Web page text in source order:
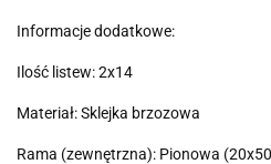
Informacje dodatkowe:
Ilość listew: 2x14
Materiał: Sklejka brzozowa
Rama (zewnętrzna): Pionowa